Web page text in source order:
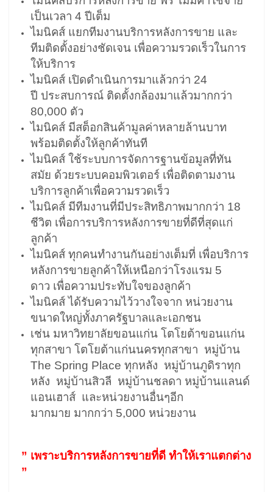
เป็นเวลา 4 ปีเต็ม
ไมนิคส์ แยกทีมงานบริการหลังการขาย และ
ทีมติดตั้งอย่างชัดเจน เพื่อความรวดเร็วในการ
ให้บริการ
ไมนิคส์ เปิดดำเนินการมาแล้วกว่า 24
ปี ประสบการณ์ ติดตั้งกล้องมาแล้วมากกว่า
80,000 ตัว
ไมนิคส์ มีสต็อกสินค้ามูลค่าหลายล้านบาท
พร้อมติดตั้งให้ลูกค้าทันที
ไมนิคส์ ใช้ระบบการจัดการฐานข้อมูลที่ทัน
สมัย ด้วยระบบคอมพิวเตอร์ เพื่อติดตามงาน
บริการลูกค้าเพื่อความรวดเร็ว
ไมนิคส์ มีทีมงานที่มีประสิทธิภาพมากกว่า 18
ชีวิต เพื่อการบริการหลังการขายที่ดีที่สุดแก่
ลูกค้า
ไมนิคส์ ทุกคนทำงานกันอย่างเต็มที่ เพื่อบริการ
หลังการขายลูกค้าให้เหนือกว่าโรงแรม 5
ดาว เพื่อความประทับใจของลูกค้า
ไมนิคส์ ได้รับความไว้วางใจจาก หน่วยงาน
ขนาดใหญ่ทั้งภาครัฐบาลและเอกชน
เช่น มหาวิทยาลัยขอนแก่น โตโยต้าขอนแก่น
ทุกสาขา โตโยต้าแก่นนครทุกสาขา หมู่บ้าน
The Spring Place ทุกหลัง หมู่บ้านภูดิราทุก
หลัง หมู่บ้านสิวลี หมู่บ้านชลดา หมู่บ้านแลนด์
แอนเฮาส์ และหน่วยงานอื่นๆอีก
มากมาย มากกว่า 5,000 หน่วยงาน
” เพราะบริการหลังการขายที่ดี ทำให้เราแตกต่าง
”